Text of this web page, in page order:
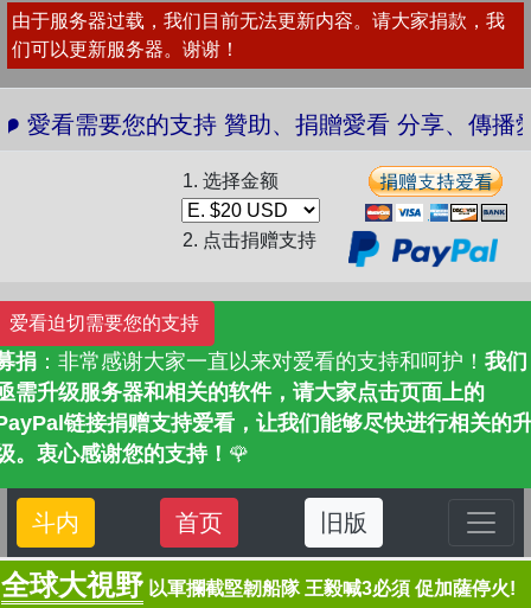
由于服务器过载，我们目前无法更新内容。请大家捐款，我
们可以更新服务器。谢谢！
要您的支持 贊助、捐贈愛看 分享、傳播愛看 ❤️
1. 选择金额
2. 点击捐赠支持
爱看迫切需要您的支持
捐 ：非常感谢大家一直以来对爱看的支持和呵护！ 我们
需升级服务器和相关的软件，请大家点击页面上的
链接捐赠支持爱看，让我们能够尽快进行相关的
。衷心感谢您的支持！ 🌹
斗内 首页 旧版
全球大視野 以軍攔截堅韌船隊 王毅喊3必須 促加薩停火!